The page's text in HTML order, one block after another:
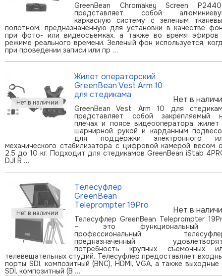
GreenBean Chromakey Screen
представляет собой
каркасную систему с зеленым
полотном, предназначенную для установки в качестве
при фото- или видеосъемках, а также во время эфиров
режиме реального времени. Зеленый фон используется,
при проведении записи или пр …
Нет в
Жилет операторский
GreenBean Vest Arm 10
для стедикама
GreenBean Vest Arm 10 для
представляет собой закрепляемый
плечах и поясе видеооператора жилет
шарнирной рукой и карданным
для поддержки электронного
механического стабилизатора с цифровой камерой весом
2.5 до 10 кг. Подходит для стедикамов GreenBean iStab
DJI R …
Нет в
Телесуфлер
GreenBean
Teleprompter 19Pro
Телесуфлер GreenBean Teleprompter
– это функциональный
профессиональный
предназначенный
потребность крупных съемочных
телевещательных студий. Телесуфлер предоставляет
порты SDI, композитный (BNC), HDMI, VGA, а также
SDI, композитный (B …